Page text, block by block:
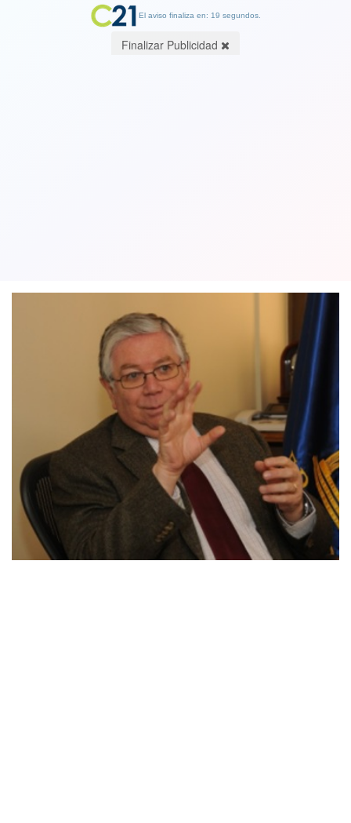
El aviso finaliza en: 19 segundos.
Finalizar Publicidad